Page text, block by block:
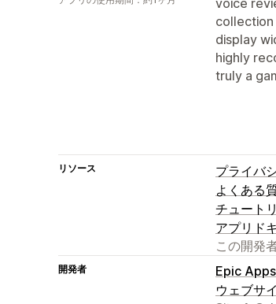
collection
display
highly
truly a
リソース
プライバ
よくある
チュート
アプリド
この開発
開発者
Epic
ウェブサ